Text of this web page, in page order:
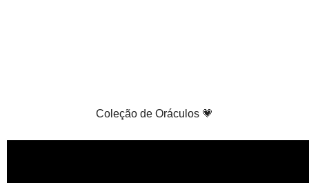
Coleção de Oráculos 💗